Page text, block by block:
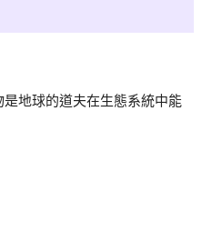
地球的道夫在生態系統中能